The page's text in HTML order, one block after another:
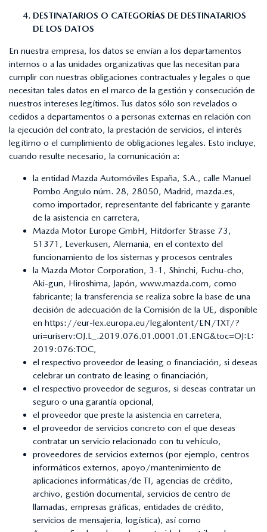
DESTINATARIOS O CATEGORÍAS DE DESTINATARIOS
DE LOS DATOS
En nuestra empresa, los datos se envían a los departamentos
internos o a las unidades organizativas que las necesitan para
cumplir con nuestras obligaciones contractuales y legales o que
necesitan tales datos en el marco de la gestión y consecución de
nuestros intereses legítimos. Tus datos sólo son revelados o
cedidos a departamentos o a personas externas en relación con
la ejecución del contrato, la prestación de servicios, el interés
legítimo o el cumplimiento de obligaciones legales. Esto incluye,
cuando resulte necesario, la comunicación a:
la entidad Mazda Automóviles España, S.A., calle Manuel
Pombo Angulo núm. 28, 28050, Madrid, mazda.es,
como importador, representante del fabricante y garante
de la asistencia en carretera,
Mazda Motor Europe GmbH, Hitdorfer Strasse 73,
51371, Leverkusen, Alemania, en el contexto del
funcionamiento de los sistemas y procesos centrales
la Mazda Motor Corporation, 3-1, Shinchi, Fuchu-cho,
Aki-gun, Hiroshima, Japón, www.mazda.com, como
fabricante; la transferencia se realiza sobre la base de una
decisión de adecuación de la Comisión de la UE, disponible
en https://eur-lex.europa.eu/legalontent/EN/TXT/?
uri=uriserv:OJ.L_.2019.076.01.0001.01.ENG&toc=OJ:L:
2019:076:TOC,
el respectivo proveedor de leasing o financiación, si deseas
celebrar un contrato de leasing o financiación,
el respectivo proveedor de seguros, si deseas contratar un
seguro o una garantía opcional,
el proveedor que preste la asistencia en carretera,
el proveedor de servicios concreto con el que deseas
contratar un servicio relacionado con tu vehículo,
proveedores de servicios externos (por ejemplo, centros
informáticos externos, apoyo/mantenimiento de
aplicaciones informáticas/de TI, agencias de crédito,
archivo, gestión documental, servicios de centro de
llamadas, empresas gráficas, entidades de crédito,
servicios de mensajería, logística), así como